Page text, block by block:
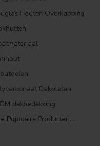
Houten Overkapping
Dakplaten
dakbedekking
Populaire Producten...